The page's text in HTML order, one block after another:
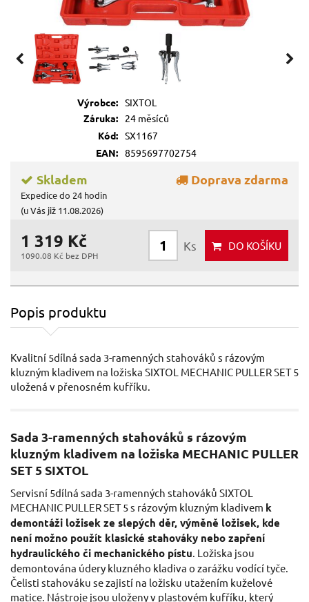
Výrobce: SIXTOL
Záruka:
24 měsíců
Kód: SX1167
EAN: 8595697702754
Doprava zdarma
Skladem
Expedice do 24 hodin
(u Vás již 11.08.2026)
1 319 Kč
1090.08 Kč bez DPH
Ks DO KOŠÍKU
Popis produktu
Kvalitní 5dílná sada 3-ramenných stahováků s rázovým
kluzným kladivem na ložiska SIXTOL MECHANIC PULLER SET 5
uložená v přenosném kufříku.
Sada 3-ramenných stahováků s rázovým
kluzným kladivem na ložiska MECHANIC PULLER
SET 5 SIXTOL
Servisní 5dílná sada 3-ramenných stahováků SIXTOL
MECHANIC PULLER SET 5 s rázovým kluzným kladivem k
demontáži ložisek ze slepých děr, výměně ložisek, kde
není možno použít klasické stahováky nebo zapření
hydraulického či mechanického pístu. Ložiska jsou
demontována údery kluzného kladiva o zarážku vodící tyče.
Čelisti stahováku se zajistí na ložisku utažením kuželové
matice. Nástroje jsou uloženy v plastovém kufříku, který